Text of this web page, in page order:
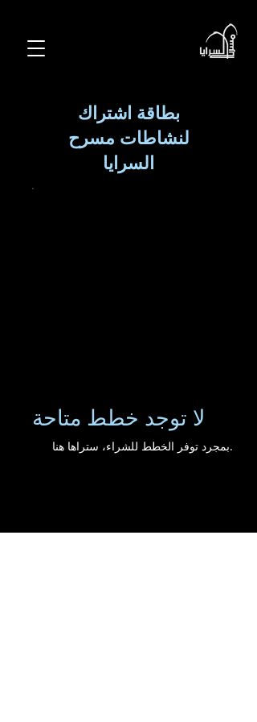
بطاقة اشتراك
لنشاطات مسرح
السرايا
لا توجد خطط متاحة
بمجرد توفر الخطط للشراء، ستراها هنا.